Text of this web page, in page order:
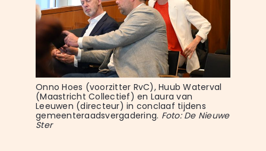
Onno Hoes (voorzitter RvC), Huub Waterval
(Maastricht Collectief) en Laura van
Leeuwen (directeur) in conclaaf tijdens
gemeenteraadsvergadering. Foto: De Nieuwe
Ster